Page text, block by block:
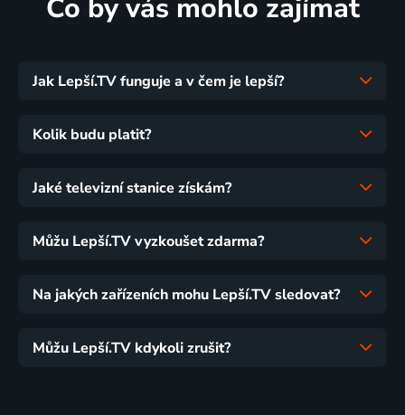
Co by vás mohlo zajímat
Jak Lepší.TV funguje a v čem je lepší?
Kolik budu platit?
Jaké televizní stanice získám?
Můžu Lepší.TV vyzkoušet zdarma?
Na jakých zařízeních mohu Lepší.TV sledovat?
Můžu Lepší.TV kdykoli zrušit?